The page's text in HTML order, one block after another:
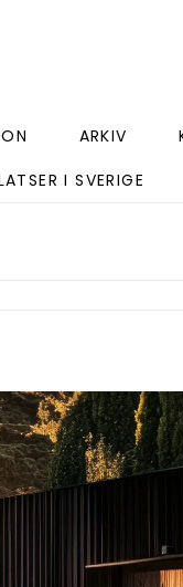
ARKIV
I SVERIGE